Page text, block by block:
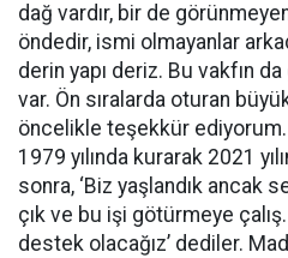
dağ vardır, bir de
öndedir, ismi olmayanlar
derin yapı deriz. Bu vakfın
var. Ön sıralarda oturan
öncelikle teşekkür ediyorum.
1979 yılında kurarak 2021
sonra, ‘Biz yaşlandık ancak
çık ve bu işi götürmeye
destek olacağız’ dediler.